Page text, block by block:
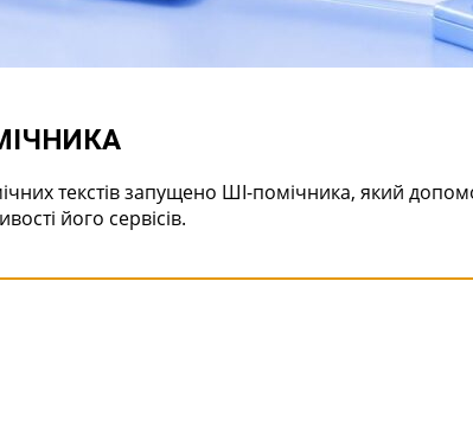
текстів запущено ШІ-помічника, який
його сервісів.